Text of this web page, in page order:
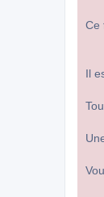
Ce
Il